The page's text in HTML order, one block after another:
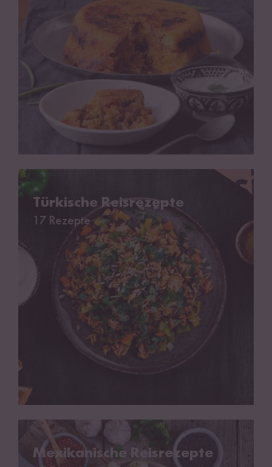
Türkische Reisrezepte
17 Rezepte
Türkische Reisrezepte
Mexikanische Reisrezepte
Mexikanische Reisrezepte